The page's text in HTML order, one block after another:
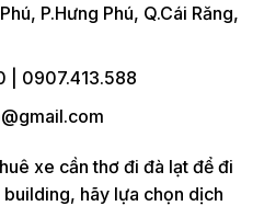
P.Hưng Phú, Q.Cái Răng,
| 0907.413.588
xe cần thơ đi đà lạt để đi
hãy lựa chọn dịch